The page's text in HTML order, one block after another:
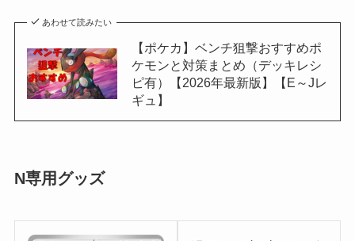
あわせて読みたい
【ポケカ】ベンチ狙撃おすすめポ
ケモンと対策まとめ（デッキレシ
ピ有）【2026年最新版】【E～Jレ
ギュ】
N専用グッズ